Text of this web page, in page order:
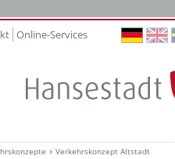
Online-Services
Verkehrskonzept Altstadt